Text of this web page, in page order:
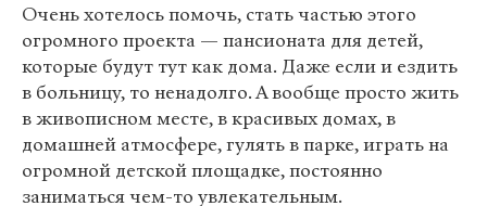
Очень хотелось помочь, стать частью этого
огромного проекта — пансионата для детей,
которые будут тут как дома. Даже если и ездить
в больницу, то ненадолго. А вообще просто жить
в живописном месте, в красивых домах, в
домашней атмосфере, гулять в парке, играть на
огромной детской площадке, постоянно
заниматься чем-то увлекательным.